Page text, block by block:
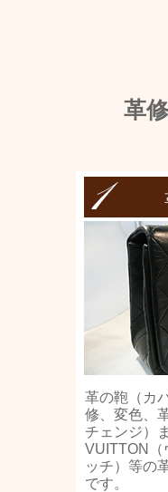
革
革の鞄（カ
修、変色、
チェンジ）
VUITTON（
ッチ）等の
です。